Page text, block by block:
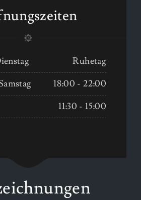
Ruhetag
18:00 - 22:00
11:30 - 15:00